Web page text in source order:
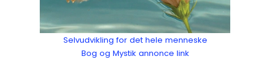
Selvudvikling for det hele menneske
Bog og Mystik annonce link